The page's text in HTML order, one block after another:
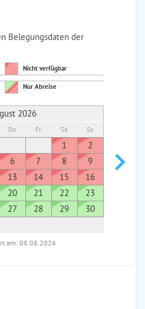
Belegungsdaten der
Nicht verfügbar
Nur Abreise
2026
Do Fr Sa So
1
2
6 7 8
9
13 14 15
16
20 21 22
23
27 28 29
30
7
am: 08.08.2026